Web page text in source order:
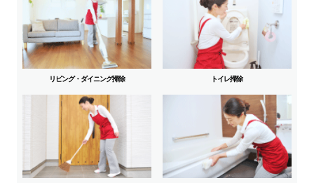
リビング・ダイニング掃除 トイレ掃除